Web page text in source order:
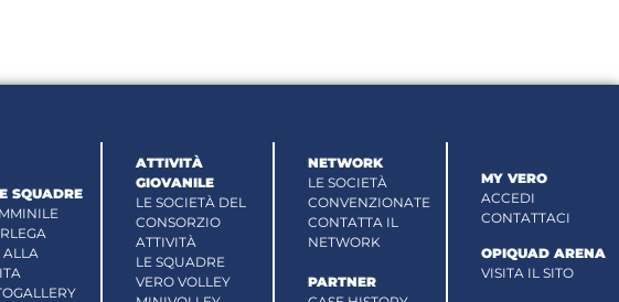
SQUADRE
ALLA
ATTIVITÀ
GIOVANILE
LE SOCIETÀ DEL
CONSORZIO
ATTIVITÀ
LE SQUADRE
VERO VOLLEY
NETWORK
LE SOCIETÀ
CONVENZIONATE
CONTATTA IL
NETWORK
PARTNER
MY VERO
ACCEDI
CONTATTACI
OPIQUAD ARENA
VISITA IL SITO